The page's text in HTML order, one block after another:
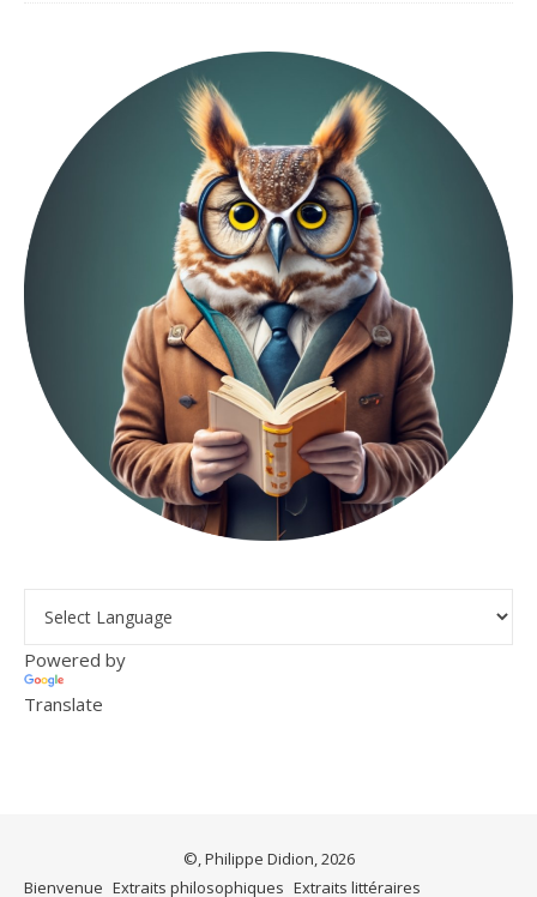
Powered by
Translate
©, Philippe Didion, 2026
Bienvenue Extraits philosophiques Extraits littéraires